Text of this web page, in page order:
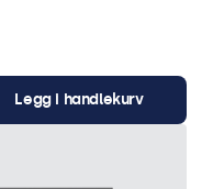
Legg i handlekurv